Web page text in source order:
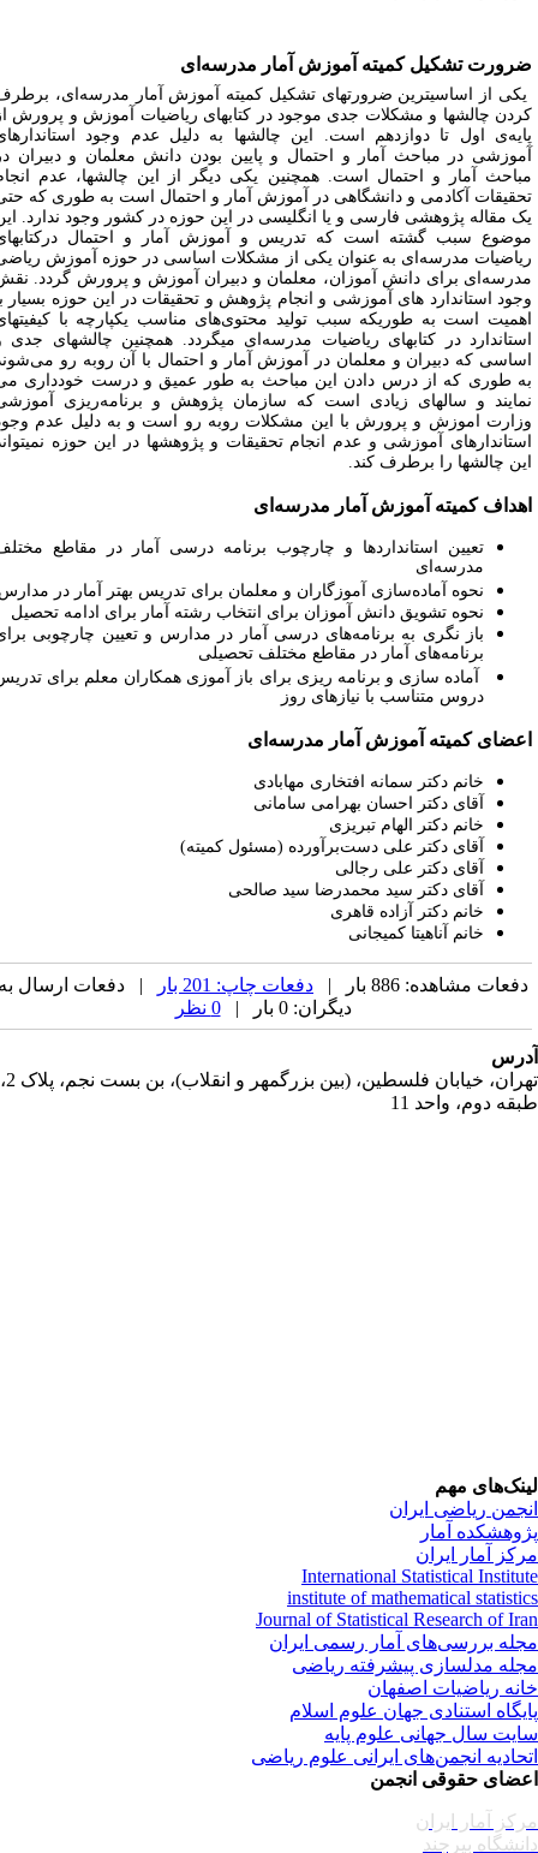
تشکیل کمیته آموزش آمار مدرسه‌ای
از اساسیترین ضرورتهای تشکیل کمیته آموزش آمار مدرسه‌ای، برطرف
چالشها و مشکلات جدی موجود در کتابهای ریاضیات آموزش و پرورش از
اول تا دوازدهم است. این چالشها به دلیل عدم وجود استاندارهای
در مباحث آمار و احتمال و پایین بودن دانش معلمان و دبیران در
آمار و احتمال است. همچنین یکی دیگر از این چالشها، عدم انجام
آکادمی و دانشگاهی در آموزش آمار و احتمال است به طوری که حتی
مقاله پژوهشی فارسی و یا انگلیسی در این حوزه در کشور وجود ندارد. این
سبب گشته است که تدریس و آموزش آمار و احتمال درکتابهای
مدرسه‌ای به عنوان یکی از مشکلات اساسی در حوزه آموزش ریاضی
برای دانش آموزان، معلمان و دبیران آموزش و پرورش گردد. نقش
استاندارد های آموزشی و انجام پژوهش و تحقیقات در این حوزه بسیار با
است به طوریکه سبب تولید محتوی‌های مناسب یکپارچه با کیفیتهای
در کتابهای ریاضیات مدرسه‌ای میگردد. همچنین چالشهای جدی و
که دبیران و معلمان در آموزش آمار و احتمال با آن روبه رو می‌شوند
طوری که از درس دادن این مباحث به طور عمیق و درست خودداری می
و سالهای زیادی است که سازمان پژوهش و برنامه‌ریزی آموزشی
اموزش و پرورش با این مشکلات روبه رو است و به دلیل عدم وجود
آموزشی و عدم انجام تحقیقات و پژوهشها در این حوزه نمیتواند
چالشها را برطرف کند.
کمیته آموزش آمار مدرسه‌ای
تعیین استانداردها و چارچوب برنامه درسی آمار در مقاطع مختلف
مدرسه‌ای
نحوه آماده‌سازی آموزگاران و معلمان برای تدریس بهتر آمار در مدارس
نحوه تشویق دانش آموزان برای انتخاب رشته آمار برای ادامه تحصیل
باز نگری به برنامه‌های درسی آمار در مدارس و تعیین چارچوبی برای
برنامه‌های آمار در مقاطع مختلف تحصیلی
آماده سازی و برنامه ریزی برای باز آموزی همکاران معلم برای تدریس
دروس متناسب با نیازهای روز
کمیته آموزش آمار مدرسه‌ای
خانم دکتر سمانه افتخاری مهابادی
آقای دکتر احسان بهرامی سامانی
خانم دکتر الهام تبریزی
آقای دکتر علی دست‌برآورده (مسئول کمیته)
آقای دکتر علی رجالی
آقای دکتر سید محمدرضا سید صالحی
خانم دکتر آزاده قاهری
خانم آناهیتا کمیجانی
مشاهده: 886 بار | دفعات چاپ: 201 بار
| دفعات ارسال به
دیگران: 0 بار |
تهران، خیابان فلسطین، (بین بزرگمهر و انقلاب)، بن بست نجم، پلاک 2،
دوم، واحد 11
مهم
ریاضی ایران
آمار
آمار ایران
International Statistical
institute of mathematical
Journal of Statistical Research of
بررسی‌های آمار رسمی ایران
مدلسازی پیشرفته ریاضی
ریاضیات اصفهان
استنادی جهان علوم اسلام
سال جهانی علوم پایه
انجمن‌های ایرانی علوم ریاضی
حقوقی انجمن
آمار ایران
بیرجند